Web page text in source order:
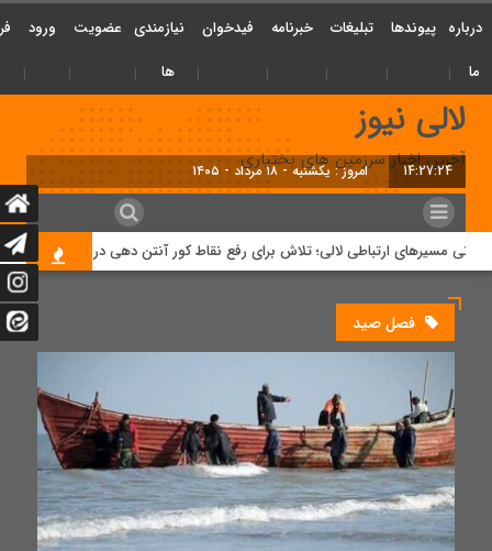
درباره
ما
پیوندها تبلیغات خبرنامه فیدخوان
نیازمندی
ها
عضویت ورود
لالی نیوز
آخرین اخبار سرزمین های بختیاری
14:27:25 امروز : یکشنبه - ۱۸ مرداد - ۱۴۰۵
مسیرهای ارتباطی لالی؛ تلاش برای رفع نقاط کور آنتن دهی در جاده ها
فصل صید